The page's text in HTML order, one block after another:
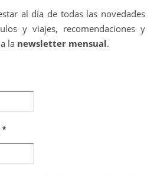
al día de todas las novedades
y viajes, recomendaciones y
la newsletter mensual.
*